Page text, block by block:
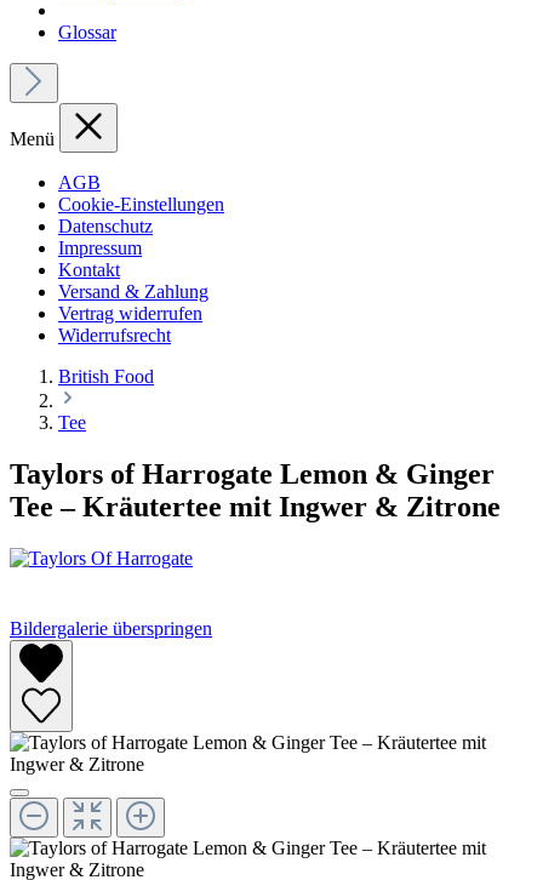
Glossar
Menü
AGB
Cookie-Einstellungen
Datenschutz
Impressum
Kontakt
Versand & Zahlung
Vertrag widerrufen
Widerrufsrecht
British Food
Tee
Taylors of Harrogate Lemon & Ginger
Tee – Kräutertee mit Ingwer & Zitrone
Bildergalerie überspringen